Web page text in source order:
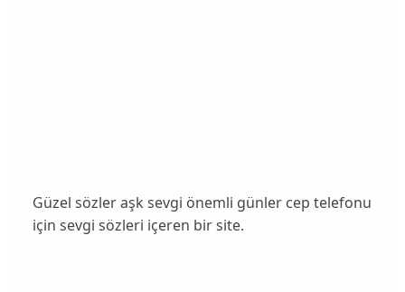
Güzel sözler aşk sevgi önemli günler cep telefonu
için sevgi sözleri içeren bir site.